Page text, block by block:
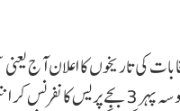
کی تاریخوں کا اعلان آج یعنی
گا۔ الیکشن کمیشن ہفتہ کو سہ پہر 3 بجے پریس